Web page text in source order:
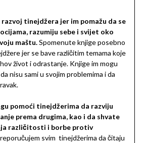
razvoj tinejdžera jer im pomažu da se
razumiju sebe i svijet oko
maštu.Spomenute knjige posebno
jer se bave različitim temama koje
život i odrastanje. Knjige im mogu
nisu sami u svojim problemima i da
pomoći tinejdžerima da razviju
prema drugima, kao i da shvate
različitosti i borbe protiv
svim tinejdžerima da čitaju